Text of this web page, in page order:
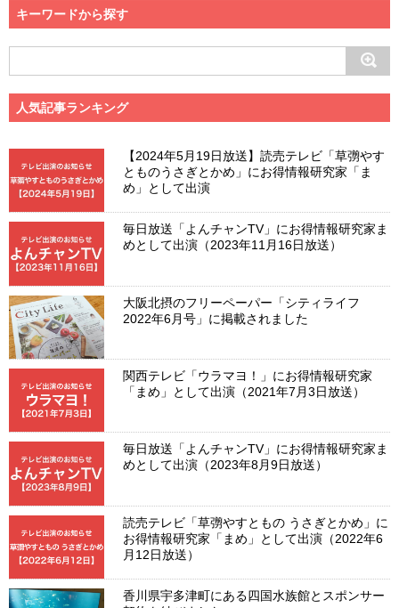
キーワードから探す
人気記事ランキング
【2024年5月19日放送】読売テレビ「草彅やす
とものうさぎとかめ」にお得情報研究家「ま
め」として出演
毎日放送「よんチャンTV」にお得情報研究家ま
めとして出演（2023年11月16日放送）
大阪北摂のフリーペーパー「シティライフ
2022年6月号」に掲載されました
関西テレビ「ウラマヨ！」にお得情報研究家
「まめ」として出演（2021年7月3日放送）
毎日放送「よんチャンTV」にお得情報研究家ま
めとして出演（2023年8月9日放送）
読売テレビ「草彅やすともの うさぎとかめ」に
お得情報研究家「まめ」として出演（2022年6
月12日放送）
香川県宇多津町にある四国水族館とスポンサー